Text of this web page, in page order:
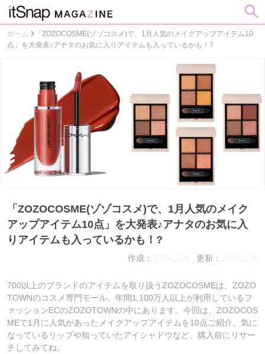
ホーム
「ZOZOCOSME(ゾゾコスメ)で、1月人気のメイクアップアイテム10
点」を大発表♪アナタのお気に入りアイテムも入っているかも！?
「ZOZOCOSME(ゾゾコスメ)で、1月人気のメイク
アップアイテム10点」を大発表♪アナタのお気に入
りアイテムも入っているかも！?
作成：2024.2.26 更新：2024.2.26
700以上のブランドのアイテムを取り扱うZOZOCOSMEは、ZOZO
TOWNのコスメ専門モール。年間1,100万人以上が利用しているフ
ァッションECのZOZOTOWNの中にあります。今回は、ZOZOCOS
MEで1月に人気があったメイクアップアイテムを10点ご紹介。気に
なっているリップや狙っていたアイシャドウなど、購入前にリサー
チしてみてね。